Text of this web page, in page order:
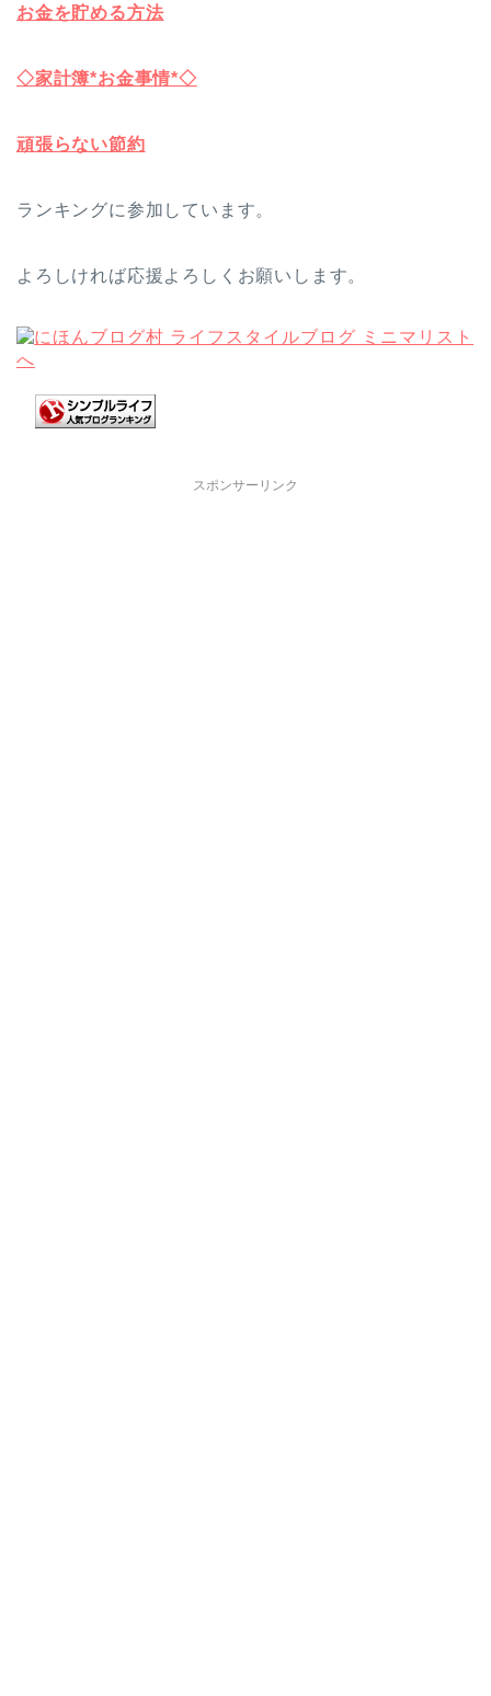
お金を貯める方法
◇家計簿*お金事情*◇
頑張らない節約
ランキングに参加しています。
よろしければ応援よろしくお願いします。
スポンサーリンク